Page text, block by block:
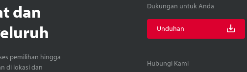
dan
pemilihan hingga
di lokasi dan
Dukungan untuk Anda
Unduhan
Hubungi Kami